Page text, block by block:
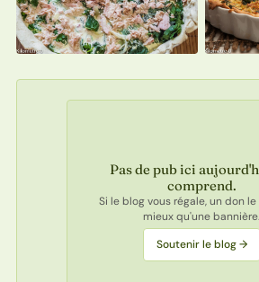
Pas de pub ici
comprend.
Si le blog vous régale, un don
mieux qu'une bannière.
Soutenir le blog →